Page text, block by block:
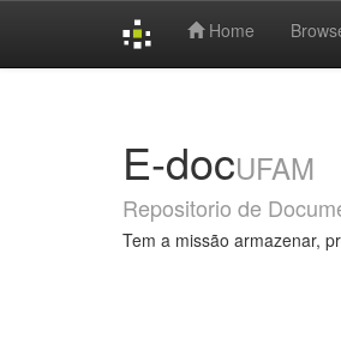
Home
E-docUFAM
Repositorio de
Tem a missão armazenar,